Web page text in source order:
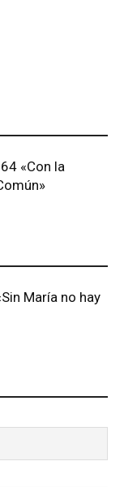
«Con la
María no hay